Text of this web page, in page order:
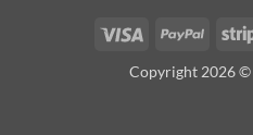
Visa PayPal
Copyright 2026 ©